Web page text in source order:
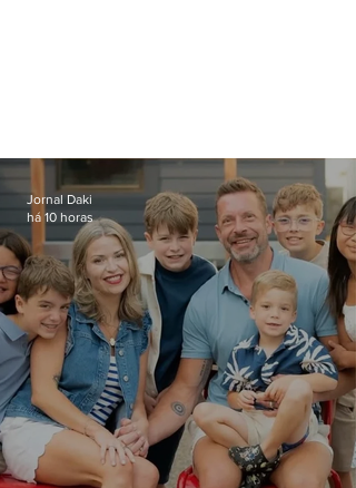
Jornal Daki
há 10 horas